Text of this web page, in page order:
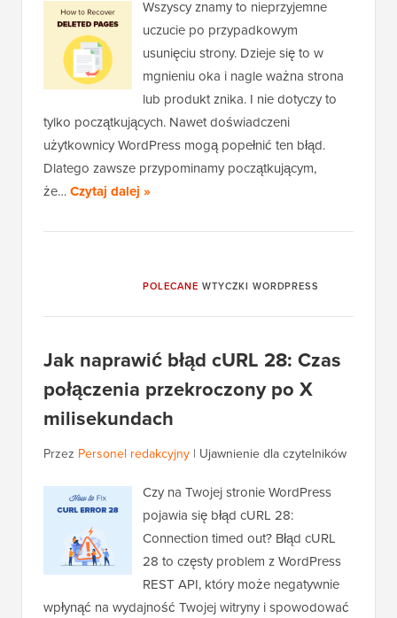
Wszyscy znamy to nieprzyjemne
uczucie po przypadkowym
usunięciu strony. Dzieje się to w
mgnieniu oka i nagle ważna strona
lub produkt znika. I nie dotyczy to
tylko początkujących. Nawet doświadczeni
użytkownicy WordPress mogą popełnić ten błąd.
Dlatego zawsze przypominamy początkującym,
że…Czytaj dalej »
POLECANE WTYCZKI WORDPRESS
Jak naprawić błąd cURL 28: Czas
połączenia przekroczony po X
milisekundach
Przez Personel redakcyjny | Ujawnienie dla czytelników
Czy na Twojej stronie WordPress
pojawia się błąd cURL 28:
Connection timed out? Błąd cURL
28 to częsty problem z WordPress
REST API, który może negatywnie
wpłynąć na wydajność Twojej witryny i spowodować